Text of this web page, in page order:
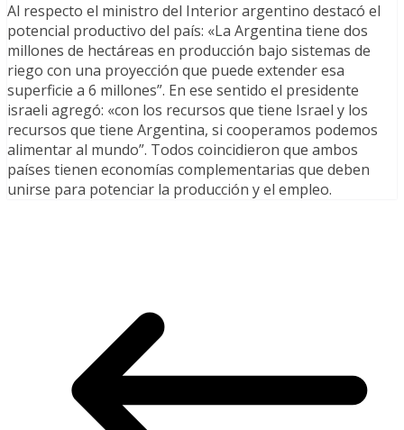
Al respecto el ministro del Interior argentino destacó el
potencial productivo del país: «La Argentina tiene dos
millones de hectáreas en producción bajo sistemas de
riego con una proyección que puede extender esa
superficie a 6 millones”. En ese sentido el presidente
israeli agregó: «con los recursos que tiene Israel y los
recursos que tiene Argentina, si cooperamos podemos
alimentar al mundo”. Todos coincidieron que ambos
países tienen economías complementarias que deben
unirse para potenciar la producción y el empleo.